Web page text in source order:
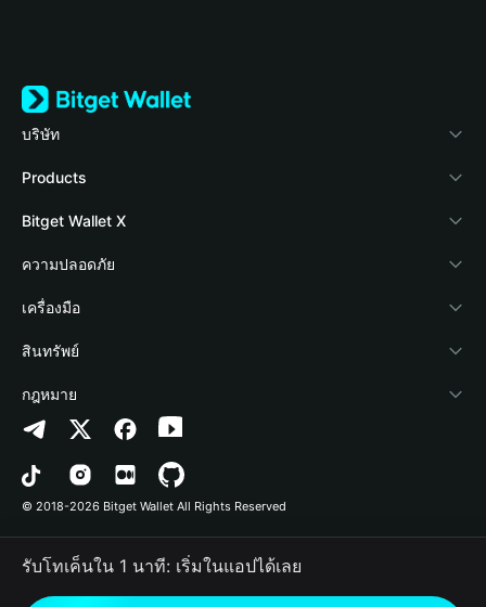
บริษัท
เกี่ยวกับ Bitget Wallet
Blog
Academy
ข่าวสารด้านคริปโต
ศูนย์ช่วยเหลือ
ติดต่อเรา
ทรัพยากรข้อมูลของแบรนด์
อาชีพ
Products
Crypto Card
Stablecoin Earn
Payfi Crypto
Crypto Swap API
Altcoin Season Index
Prediction Markets
DApp
RWA
Bitget Wallet X
นักพัฒนา
เชื่อมต่อ Wallet
Bitget Wallet Pay
ลิสต์โปรเจกต์
ความปลอดภัย
Protection Fund
เทคโนโลยีความปลอดภัย
เครื่องมือ
ซื้อคริปโต
การตรวจจับการอนุญาต
การตรวจจับสัญญา
การโอนเป็นชุด
สินทรัพย์
Arbitrum
Avalanche
Bitcoin
Polygon
กฎหมาย
นโยบายความเป็นส่วนตัว
ข้อตกลงในการใช้บริการ
© 2018-2026 Bitget Wallet All Rights Reserved
รับโทเค็นใน 1 นาที: เริ่มในแอปได้เลย